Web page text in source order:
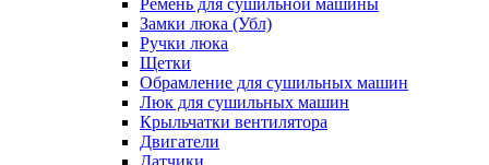
Ремень для сушильной машины
Замки люка (Убл)
Ручки люка
Щетки
Обрамление для сушильных машин
Люк для сушильных машин
Крыльчатки вентилятора
Двигатели
Датчики